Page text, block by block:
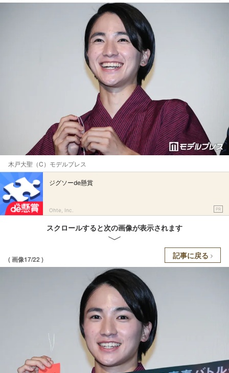
木戸大聖（C）モデルプレス
ジグソーde懸賞
Ohte, Inc. PR
スクロールすると次の画像が表示されます
( 画像17/22 ) 記事に戻る